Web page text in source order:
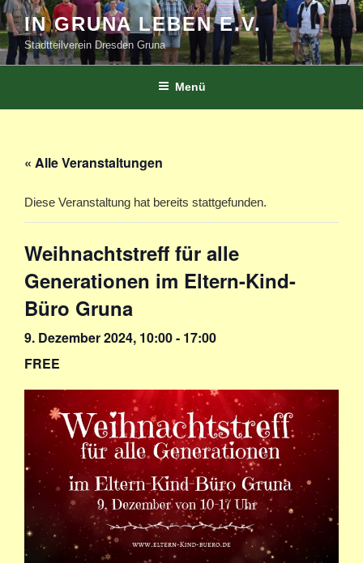
Zum
Inhalt
springen
IN GRUNA LEBEN E.V.
Stadtteilverein Dresden Gruna
Menü
« Alle Veranstaltungen
Diese Veranstaltung hat bereits stattgefunden.
Weihnachtstreff für alle
Generationen im Eltern-Kind-
Büro Gruna
9. Dezember 2024, 10:00- 17:00
FREE